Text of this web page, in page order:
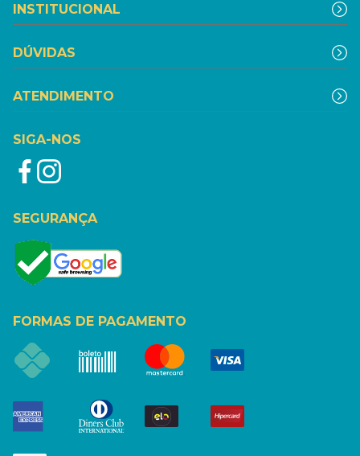
INSTITUCIONAL
DÚVIDAS
ATENDIMENTO
SIGA-NOS
SEGURANÇA
FORMAS DE PAGAMENTO